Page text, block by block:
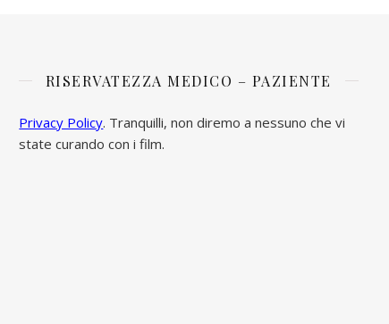
RISERVATEZZA MEDICO – PAZIENTE
Privacy Policy. Tranquilli, non diremo a nessuno che vi
state curando con i film.